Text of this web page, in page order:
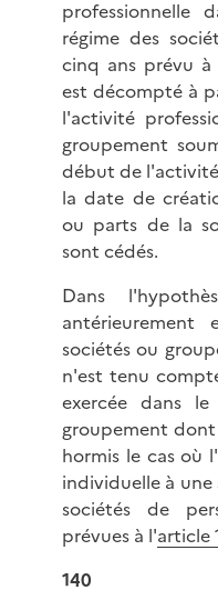
professionnelle
régime des
cinq ans prévu
est décompté à
l'activité
groupement
début de
la date de
ou parts de la
sont cédés.
Dans
antérieurement
sociétés ou
n'est tenu
exercée dans
groupement
hormis le cas où
individuelle à
sociétés de
prévues à l'article
140